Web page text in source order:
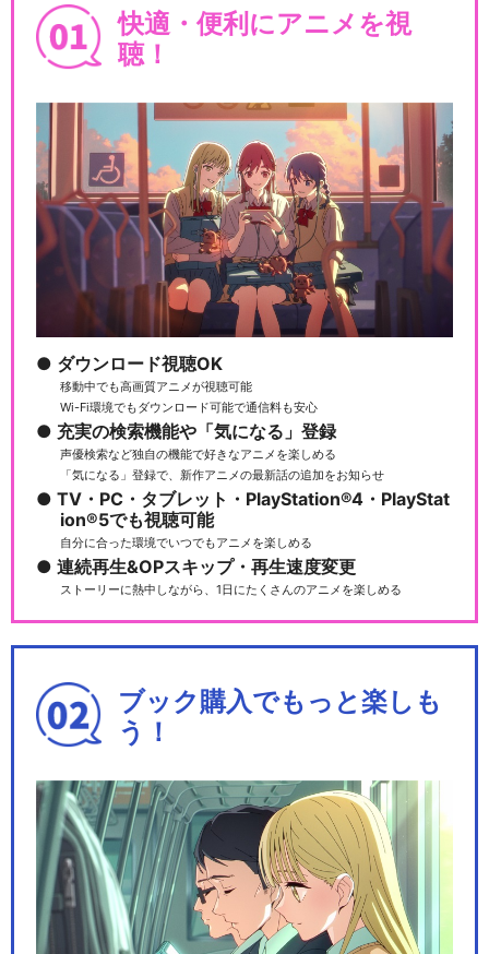
快適・便利にアニメを視
聴！
ダウンロード視聴OK
移動中でも高画質アニメが視聴可能
Wi-Fi環境でもダウンロード可能で通信料も安心
充実の検索機能や「気になる」登録
声優検索など独自の機能で好きなアニメを楽しめる
「気になる」登録で、新作アニメの最新話の追加をお知らせ
TV・PC・タブレット・PlayStation®4・PlayStat
ion®5でも視聴可能
自分に合った環境でいつでもアニメを楽しめる
連続再生&OPスキップ・再生速度変更
ストーリーに熱中しながら、1日にたくさんのアニメを楽しめる
ブック購入でもっと楽しも
う！